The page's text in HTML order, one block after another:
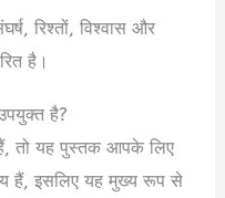
रिश्तों, विश्वास और
है।
है?
हैं, तो यह पुस्तक आपके लिए
हैं, इसलिए यह मुख्य रूप से